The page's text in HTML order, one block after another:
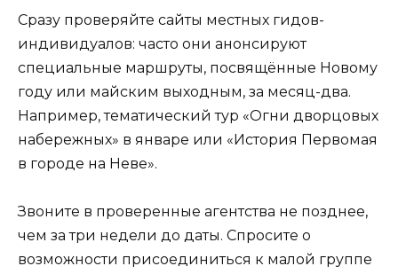
Сразу проверяйте сайты местных гидов-
индивидуалов: часто они анонсируют
специальные маршруты, посвящённые Новому
году или майским выходным, за месяц-два.
Например, тематический тур «Огни дворцовых
набережных» в январе или «История Первомая
в городе на Неве».
Звоните в проверенные агентства не позднее,
чем за три недели до даты. Спросите о
возможности присоединиться к малой группе